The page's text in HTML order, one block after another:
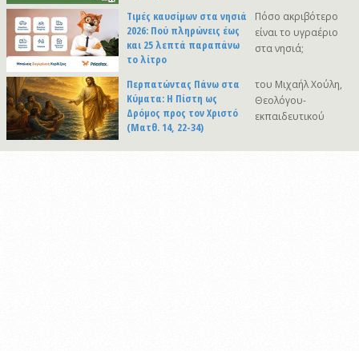
Τιμές καυσίμων στα νησιά
2026: Πού πληρώνεις έως
και 25 λεπτά παραπάνω
το λίτρο
Πόσο ακριβότερο
είναι το υγραέριο
στα νησιά;
Περπατώντας Πάνω στα
Κύματα: Η Πίστη ως
Δρόμος προς τον Χριστό
(Ματθ. 14, 22-34)
του Μιχαήλ Χούλη,
Θεολόγου-
εκπαιδευτικού